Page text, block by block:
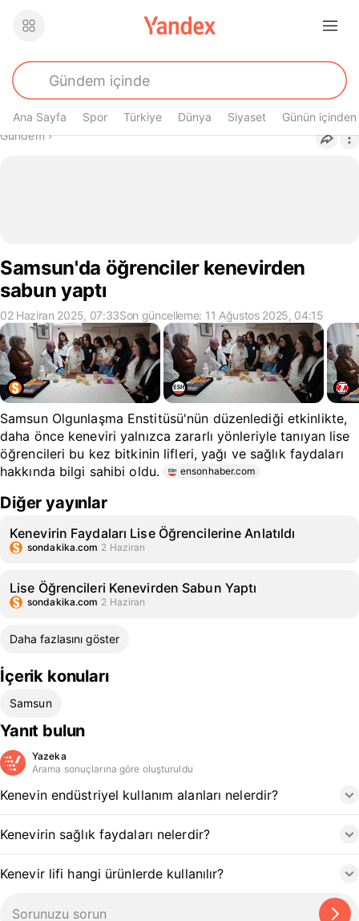
Ana Sayfa Spor Türkiye Dünya Siyaset Günün içinden
Buradasın
Gündem›
Samsun'da öğrenciler kenevirden
sabun yaptı
02 Haziran 2025, 07:33Son güncelleme: 11 Ağustos 2025, 04:15
Samsun Olgunlaşma Enstitüsü'nün düzenlediği etkinlikte,
daha önce keneviri yalnızca zararlı yönleriyle tanıyan lise
öğrencileri bu kez bitkinin lifleri, yağı ve sağlık faydaları
hakkında bilgi sahibi oldu.
ensonhaber.com
Diğer yayınlar
Kenevirin Faydaları Lise Öğrencilerine Anlatıldı
sondakika.com 2 Haziran
Lise Öğrencileri Kenevirden Sabun Yaptı
sondakika.com 2 Haziran
Daha fazlasını göster
İçerik konuları
Samsun
Yanıt bulun
Yazeka
Arama sonuçlarına göre oluşturuldu
Kenevin endüstriyel kullanım alanları nelerdir?
Kenevirin sağlık faydaları nelerdir?
Kenevir lifi hangi ürünlerde kullanılır?